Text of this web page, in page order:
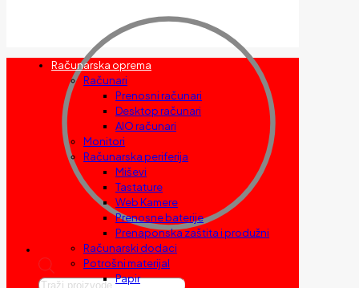
Products
Računarska oprema
Računari
Prenosni računari
Desktop računari
AIO računari
Monitori
Računarska periferija
Miševi
Tastature
Web Kamere
Prenosne baterije
Prenaponska zaštita i produžni
Računarski dodaci
Potrošni materijal
Papir